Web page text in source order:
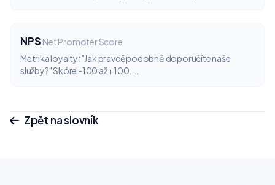
NPS Net Promoter Score
Metrika loyalty: "Jak pravděpodobně doporučíte naše
služby?" Skóre -100 až +100....
Zpět na slovník